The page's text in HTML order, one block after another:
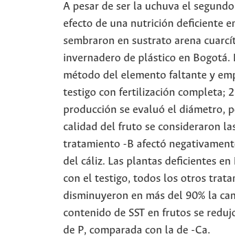
A pesar de ser la uchuva el
efecto de una nutrición deficiente
sembraron en sustrato arena
invernadero de plástico en
método del elemento faltante y
testigo con fertilización completa;
producción se evaluó el diámetro,
calidad del fruto se consideraron
tratamiento -B afectó
del cáliz. Las plantas deficientes
con el testigo, todos los otros
disminuyeron en más del 90% la
contenido de SST en frutos se
de P, comparada con la de -Ca.